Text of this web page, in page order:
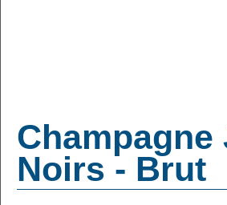
Noirs - Brut